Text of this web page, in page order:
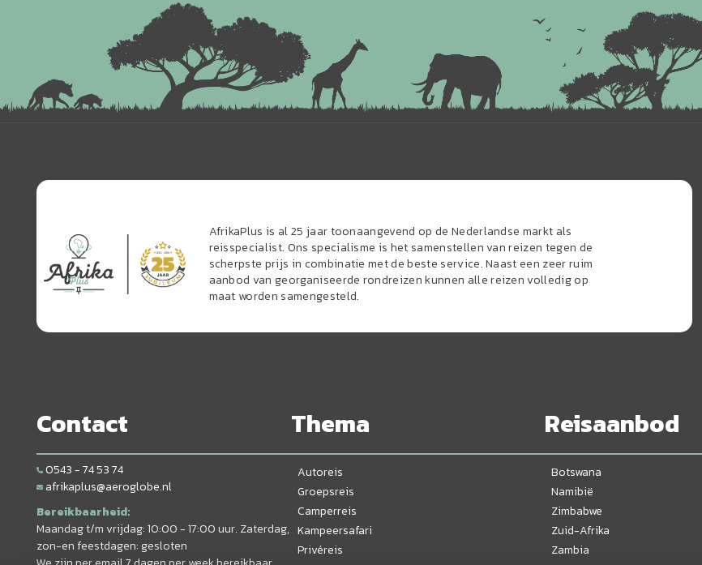
AfrikaPlus is al 25 jaar toonaangevend op de Nederlandse markt als
reisspecialist. Ons specialisme is het samenstellen van reizen tegen de
scherpste prijs in combinatie met de beste service. Naast een zeer ruim
aanbod van georganiseerde rondreizen kunnen alle reizen volledig op
maat worden samengesteld.
Contact
0543 - 74 53 74
afrikaplus@aeroglobe.nl
Bereikbaarheid:
Maandag t/m vrijdag: 10:00 - 17:00 uur. Zaterdag,
zon-en feestdagen: gesloten
Thema
Autoreis
Groepsreis
Camperreis
Kampeersafari
Privéreis
Reisaanbod
Botswana
Namibië
Zimbabwe
Zuid-Afrika
Zambia